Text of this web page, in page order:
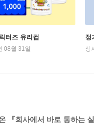
터즈 유리컵
08월 31일
정
상
『회사에서 바로 통하는